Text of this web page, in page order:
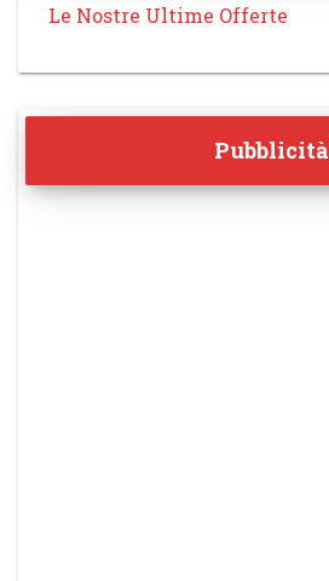
Le Nostre Ultime Offerte
Pubblicità